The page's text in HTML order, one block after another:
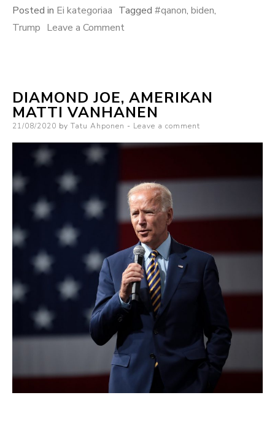
ja
Posted in Ei kategoriaa Tagged #qanon, biden,
Trump Leave a Commenton
Yhdysvallat
DIAMOND JOE, AMERIKAN
MATTI VANHANEN
Posted
21/08/2020 by Tatu Ahponen Leave a comment